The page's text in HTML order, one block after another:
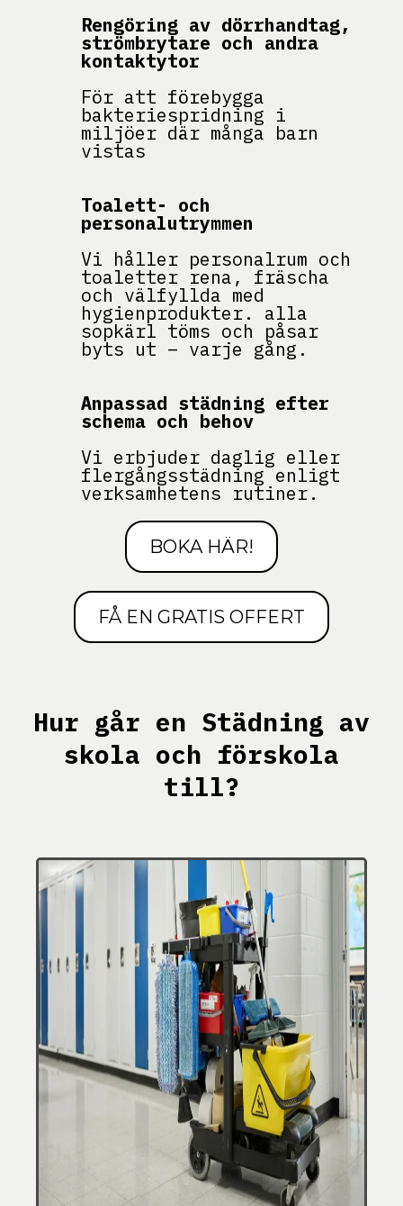
Rengöring av dörrhandtag,
strömbrytare och andra
kontaktytor
För att förebygga
bakteriespridning i
miljöer där många barn
vistas
Toalett- och
personalutrymmen
Vi håller personalrum och
toaletter rena, fräscha
och välfyllda med
hygienprodukter. alla
sopkärl töms och påsar
byts ut – varje gång.
Anpassad städning efter
schema och behov
Vi erbjuder daglig eller
flergångsstädning enligt
verksamhetens rutiner.
BOKA HÄR!
FÅ EN GRATIS OFFERT
Hur går en Städning av
skola och förskola
till?